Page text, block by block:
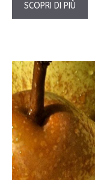
SCOPRI DI PIÙ